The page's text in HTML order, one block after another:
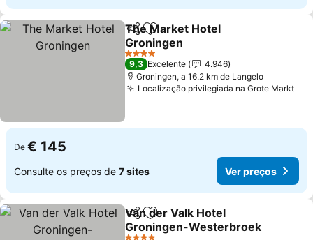
PartilharAdicionar aos favoritos
The Market Hotel
Groningen
4 Estrelas
9,3 Excelente
4.946
Groningen, a 16.2 km de Langelo
Localização privilegiada na Grote Markt
De € 145
Consulte os preços de 7 sites Ver preços
PartilharAdicionar aos favoritos
Van der Valk Hotel
Groningen-Westerbroek